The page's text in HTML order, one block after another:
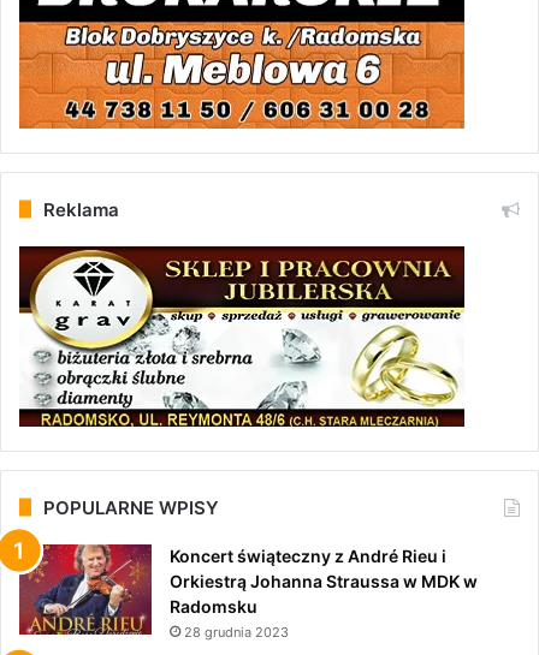
Reklama
POPULARNE WPISY
Koncert świąteczny z André Rieu i
Orkiestrą Johanna Straussa w MDK w
Radomsku
28 grudnia 2023